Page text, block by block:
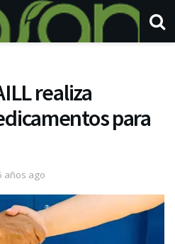
realiza
para
años ago